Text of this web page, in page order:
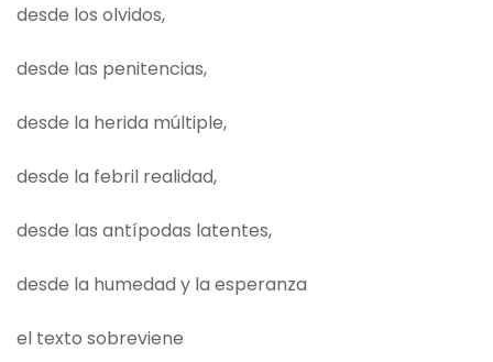
desde los olvidos,
desde las penitencias,
desde la herida múltiple,
desde la febril realidad,
desde las antípodas latentes,
desde la humedad y la esperanza
el texto sobreviene